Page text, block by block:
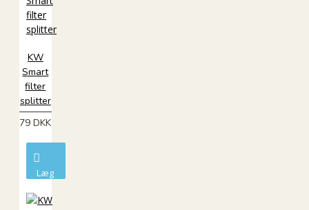
KW
Smart
filter
splitter
79 DKK
Læg
kurv